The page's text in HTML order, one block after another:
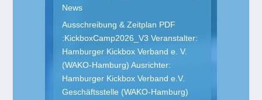
News
Ausschreibung & Zeitplan PDF
:KickboxCamp2026_V3 Veranstalter:
Hamburger Kickbox Verband e. V.
(WAKO-Hamburg) Ausrichter:
Hamburger Kickbox Verband e.V.
Geschäftsstelle (WAKO-Hamburg)